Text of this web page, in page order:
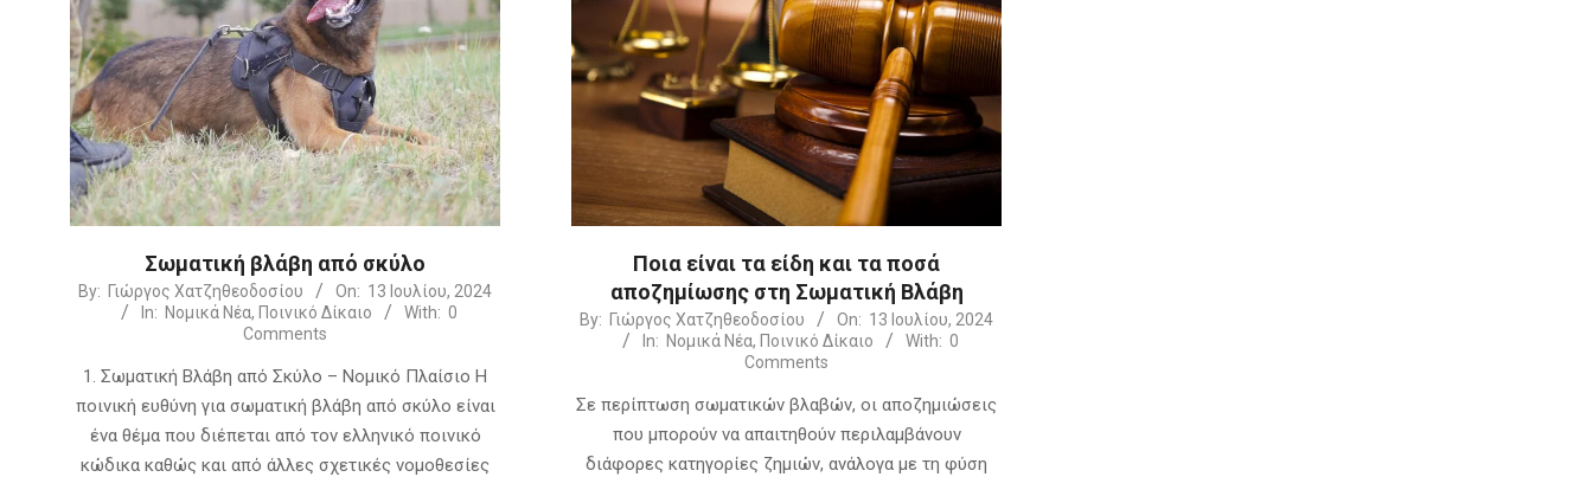
Σωματική βλάβη από σκύλο
2024-
By: Γιώργος Χατζηθεοδοσίου On: 13 Ιουλίου, 2024
In: Νομικά Νέα, Ποινικό Δίκαιο With: 0
Comments
1. Σωματική Βλάβη από Σκύλο – Νομικό Πλαίσιο Η
ποινική ευθύνη για σωματική βλάβη από σκύλο είναι
ένα θέμα που διέπεται από τον ελληνικό ποινικό
κώδικα καθώς και από άλλες σχετικές νομοθεσίες
Ποια είναι τα είδη και τα ποσά
αποζημίωσης στη Σωματική Βλάβη
2024-
By: Γιώργος Χατζηθεοδοσίου On: 13 Ιουλίου, 2024
In: Νομικά Νέα, Ποινικό Δίκαιο With: 0
Comments
Σε περίπτωση σωματικών βλαβών, οι αποζημιώσεις
που μπορούν να απαιτηθούν περιλαμβάνουν
διάφορες κατηγορίες ζημιών, ανάλογα με τη φύση